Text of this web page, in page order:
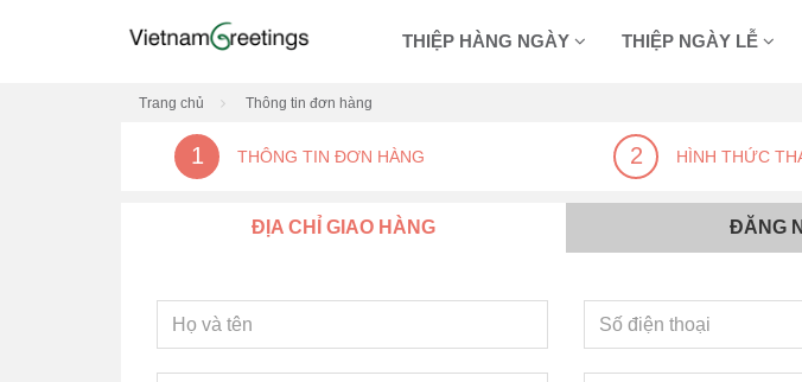
THIỆP HÀNG NGÀY THIỆP NGÀY LỄ
Trang chủ Thông tin đơn hàng
1 THÔNG TIN ĐƠN HÀNG 2 HÌNH THỨC
ĐỊA CHỈ GIAO HÀNG ĐĂNG